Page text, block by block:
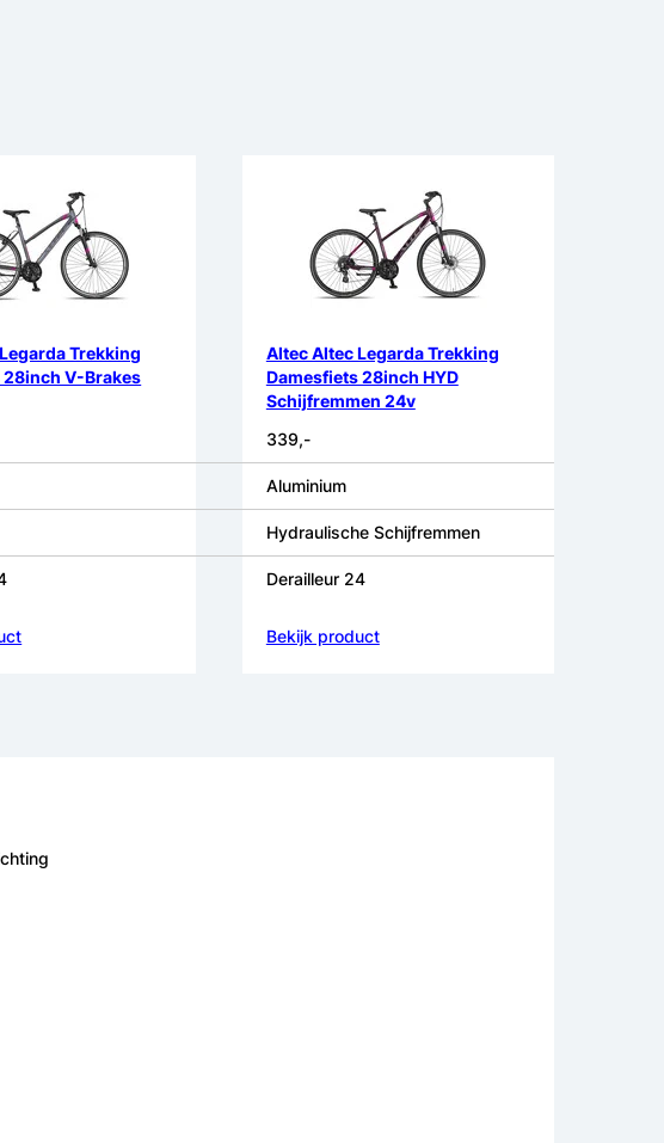
Trekking
28inch V-Brakes
Altec Altec Legarda Trekking
Damesfiets 28inch HYD
Schijfremmen 24v
339,-
Aluminium
Hydraulische Schijfremmen
Derailleur 24
Bekijk product